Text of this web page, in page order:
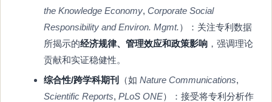
the Knowledge Economy, Corporate Social
Responsibility and Environ. Mgmt.）：关注专利数据
所揭示的经济规律、管理效应和政策影响 ，强调理论
贡献和实证稳健性。
综合性/跨学科期刊
（如 Nature Communications,
Scientific Reports, PLoS ONE）：接受将专利分析作